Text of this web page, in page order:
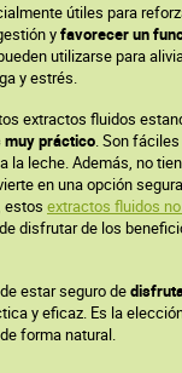
útiles para
yfavorecer un
utilizarse para
y estrés.
extractos fluidos
muy práctico. Son
la leche. Además, no
en una opción
estos extractos fluidos
disfrutar de los
estar seguro de
y eficaz. Es la
forma natural.